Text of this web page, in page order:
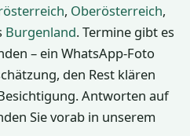
, Oberösterreich,
Burgenland. Termine gibt es
– ein WhatsApp-Foto
den Rest klären
Antworten auf
Sie vorab in unserem